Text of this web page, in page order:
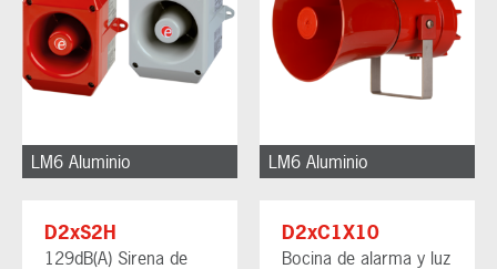
LM6 Aluminio LM6 Aluminio
D2xS2H
129dB(A) Sirena de
D2xC1X10
Bocina de alarma y luz